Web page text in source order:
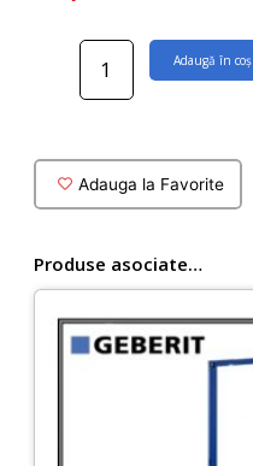
Cantitate
suspendat
Adaugă în coș
Adauga la Favorite
Produse asociate…